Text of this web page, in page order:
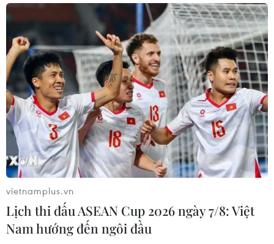
ninh trên toàn quốc nhằm đảm bảo cuộc bầu cử tổng
thống, các nghị sĩ và thống đốc các bang ngày 7/10 tới
diễn ra tốt đẹp.
vietnamplus.vn
Lịch thi đấu ASEAN Cup 2026 ngày 7/8: Việt
Nam hướng đến ngôi đầu